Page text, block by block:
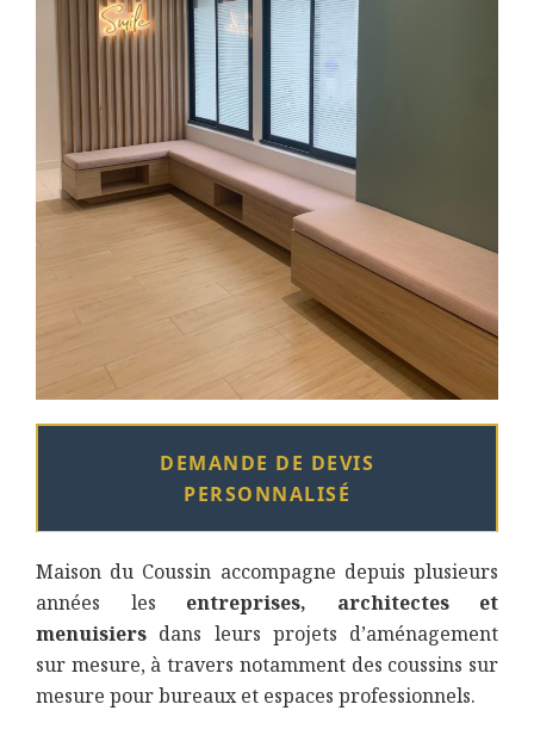
DEMANDE DE DEVIS
PERSONNALISÉ
Maison du Coussin accompagne depuis plusieurs
années les entreprises, architectes et
menuisiers dans leurs projets d’aménagement
sur mesure, à travers notamment des coussins sur
mesure pour bureaux et espaces professionnels.